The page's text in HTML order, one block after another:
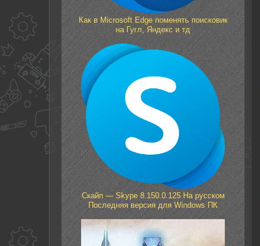
Как в Microsoft Edge поменять поисковик
на Гугл, Яндекс и тд
Скайп — Skype 8.150.0.125 На русском
Последняя версия для Windows ПК